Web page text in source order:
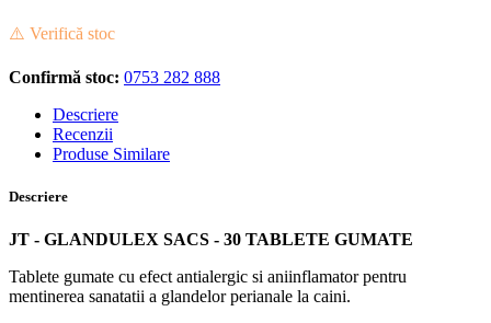
⚠️ Verifică stoc
Confirmă stoc: 0753 282 888
Descriere
Recenzii
Produse Similare
Descriere
JT - GLANDULEX SACS - 30 TABLETE GUMATE
Tablete gumate cu efect antialergic si aniinflamator pentru
mentinerea sanatatii a glandelor perianale la caini.